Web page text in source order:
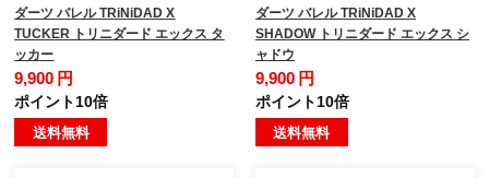
ダーツ バレル TRiNiDAD X
TUCKER トリニダード エックス タ
ッカー
9,900 円
ポイント10倍
送料無料
ダーツ バレル TRiNiDAD X
SHADOW トリニダード エックス シ
ャドウ
9,900 円
ポイント10倍
送料無料